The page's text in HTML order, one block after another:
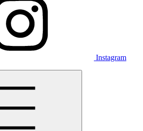
Instagram